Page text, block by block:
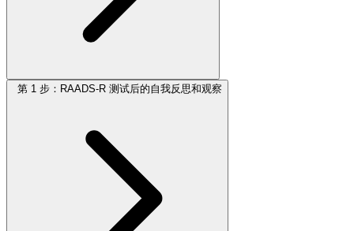
第 1 步：RAADS-R 测试后的自我反思和观察